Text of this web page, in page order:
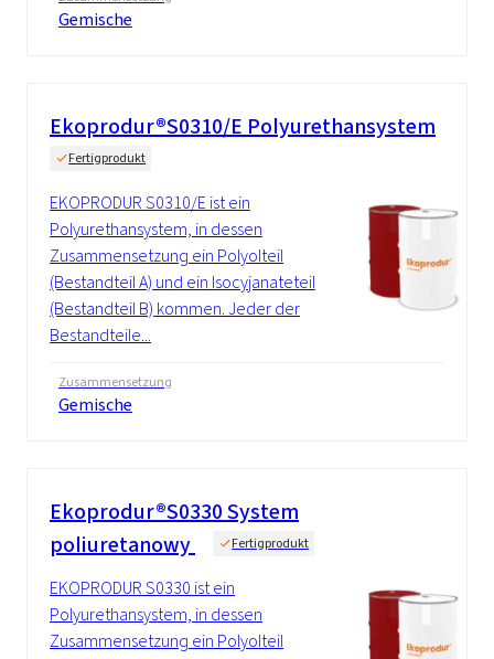
Gemische
Ekoprodur®S0310/E Polyurethansystem
Fertigprodukt
EKOPRODUR S0310/E ist ein
Polyurethansystem, in dessen
Zusammensetzung ein Polyolteil
(Bestandteil A) und ein Isocyjanateteil
(Bestandteil B) kommen. Jeder der
Bestandteile...
Zusammensetzung
Gemische
Ekoprodur®S0330 System
poliuretanowy
Fertigprodukt
EKOPRODUR S0330 ist ein
Polyurethansystem, in dessen
Zusammensetzung ein Polyolteil